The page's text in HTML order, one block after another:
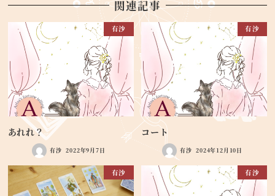
関連記事
有沙
あれれ？
有沙 2022年9月7日
有沙
コート
有沙 2024年12月10日
有沙 有沙